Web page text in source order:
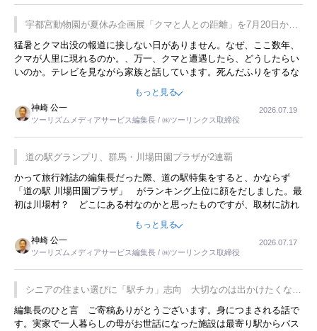
宇都宮動物園が夏休み企画展「クマと人との距離」を7月20日から
開催
猛暑とクマ出没の報道に接しない日がありません。なぜ、ここ数年、
クマが人里に現れるのか。、万一、クマと遭遇したら、どうしたらい
いのか。テレビを見ながら家族と話しています。死んだふりをするな
んてことは、冗談でもいえません。そんな中で、この企画展はタイム
もっと見る
神崎 公一
ツーリズムメディアサービス編集長 / ㈱ツーリンクス取締役
2026.07.19
道の駅グランプリ、群馬・川場田園プラザが2連覇
かって旅行雑誌の編集長だった際、道の駅特集をすると、かならず
「道の駅 川場田園プラザ」 がランキング上位に顔をだしました。最
初は川場村？ どこにある村なのかと思ったものですが、取材に訪れ
永井 彰一社長にインタビューしたら、興味深い話が次々が飛び出しま
した。プレゼンも巧みで、今でも思い出すことが２つあります。一つ
は、従業員に東京ディズニーランドを見学させ、サービス業、接客業
の何かを理解してもらっていることです。 もう一つは1800円もする
プレミアムヨーグルトを販売するにあたり、社内に懸念もあったそう
です。永井社長は、駐車場に都内ナンバーの高級外車が停まっている
ことに目をつけ、高級商品でも売れると確信したそうです。今回の記
事を懐かしく読みました。
もっと見る
神崎 公一
ツーリズムメディアサービス編集長 / ㈱ツーリンクス取締役
2026.07.17
シニアの住まい選びに「駅チカ」志向 大切なのは出かけたくなる
暮らし
編集長のひと言 ご寄稿ありがとうございます。身につまされる話で
す。実家で一人暮らしの母がお世話になった施設は最寄り駅からバス